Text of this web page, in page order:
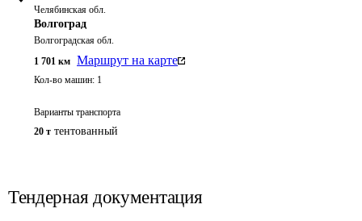
Челябинская обл.
Волгоград
Волгоградская обл.
1 701 км Маршрут на карте
Кол-во машин: 1
Варианты транспорта
20 т тентованный
Тендерная документация